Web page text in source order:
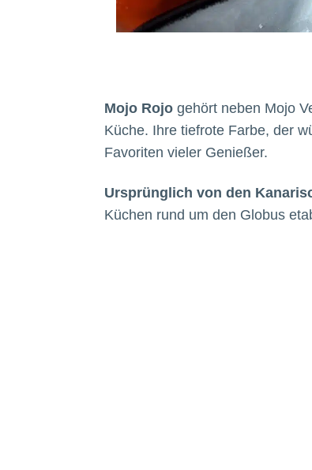
Mojo Rojo gehört neben Mojo
Küche. Ihre tiefrote Farbe, der
Favoriten vieler Genießer.
Ursprünglich von den
Küchen rund um den Globus